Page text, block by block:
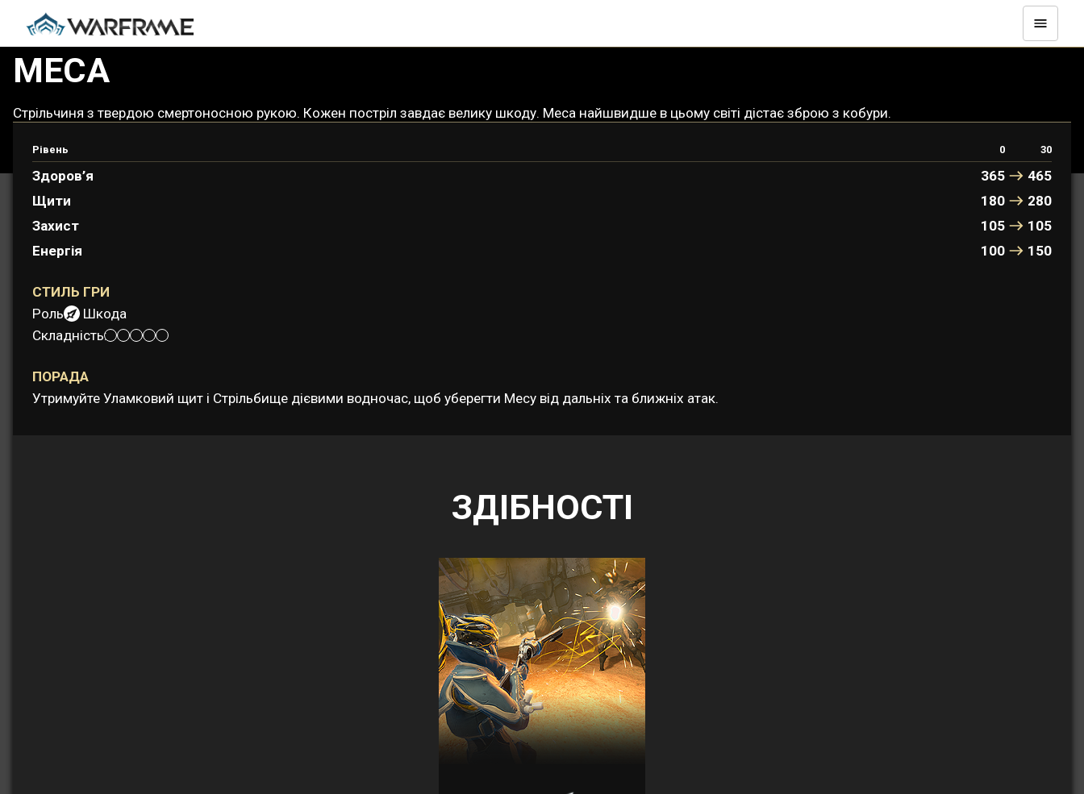
МЕСА
Стрільчиня з твердою смертоносною рукою. Кожен постріл завдає велику шкоду. Меса найшвидше в цьому світі дістає зброю з кобури.
Рівень 0 30
Здоров’я 365
465
Щити
180
280
Захист
105
105
Енергія
100 150
СТИЛЬ ГРИ
Роль:
Шкода
Складність:
ПОРАДА
Утримуйте Уламковий щит і Стрільбище дієвими водночас, щоб уберегти Месу від дальніх та ближніх атак.
ЗДІБНОСТІ